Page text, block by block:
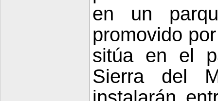
en un
promovido
sitúa en el
Sierradel